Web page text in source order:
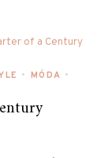
• MÓDA •